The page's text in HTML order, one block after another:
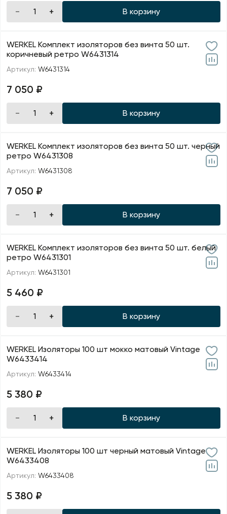
В корзину
WERKEL Комплект изоляторов без винта 50 шт.
коричневый ретро W6431314
Артикул: W6431314
7 050 ₽
В корзину
WERKEL Комплект изоляторов без винта 50 шт. черный
ретро W6431308
Артикул: W6431308
7 050 ₽
В корзину
WERKEL Комплект изоляторов без винта 50 шт. белый
ретро W6431301
Артикул: W6431301
5 460 ₽
В корзину
WERKEL Изоляторы 100 шт мокко матовый Vintage
W6433414
Артикул: W6433414
5 380 ₽
В корзину
WERKEL Изоляторы 100 шт черный матовый Vintage
W6433408
Артикул: W6433408
5 380 ₽